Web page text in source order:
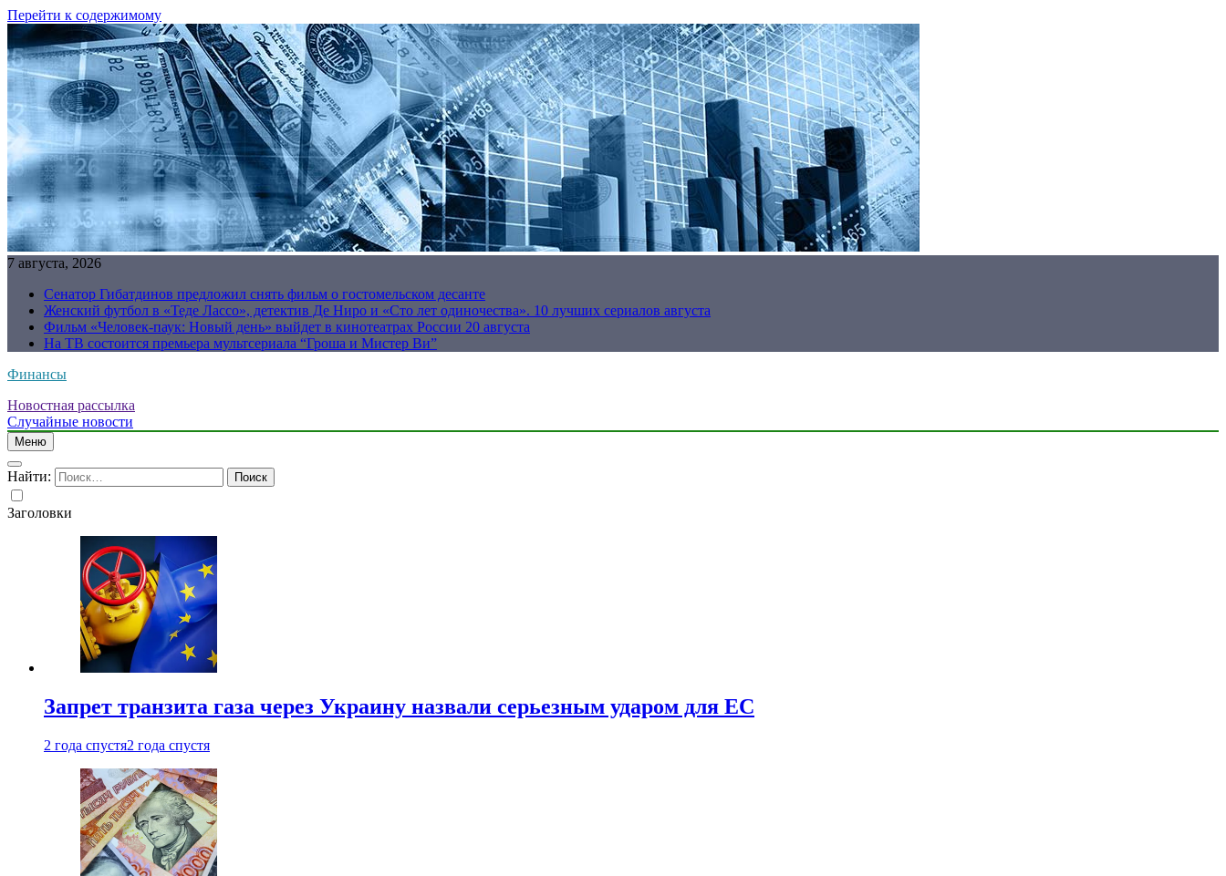
Перейти к содержимому
7 августа, 2026
Сенатор Гибатдинов предложил снять фильм о гостомельском десанте
Женский футбол в «Теде Лассо», детектив Де Ниро и «Сто лет одиночества». 10 лучших сериалов августа
Фильм «Человек-паук: Новый день» выйдет в кинотеатрах России 20 августа
На ТВ состоится премьера мультсериала “Гроша и Мистер Ви”
Финансы
Новостная рассылка
Случайные новости
Меню
Найти:
Заголовки
Запрет транзита газа через Украину назвали серьезным ударом для ЕС
2 года спустя2 года спустя